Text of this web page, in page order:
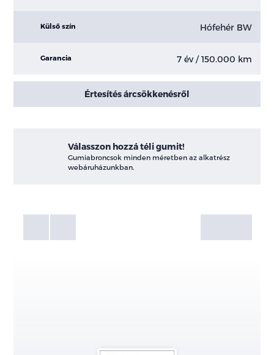
Külső szín Hófehér BW
Garancia 7 év / 150.000 km
Értesítés árcsökkenésről
Válasszon hozzá téli gumit!
Gumiabroncsok minden méretben az alkatrész
webáruházunkban.
Galéria